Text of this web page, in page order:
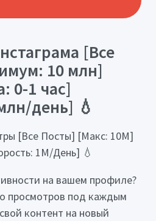
[Все
10 млн]
0-1 час]
день] 💧
[Все Посты] [Макс: 10М]
1М/День] 💧
на вашем профиле?
просмотров под каждым
контент на новый